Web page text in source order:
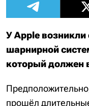
У Apple
шарнирной
который должен
прошёл